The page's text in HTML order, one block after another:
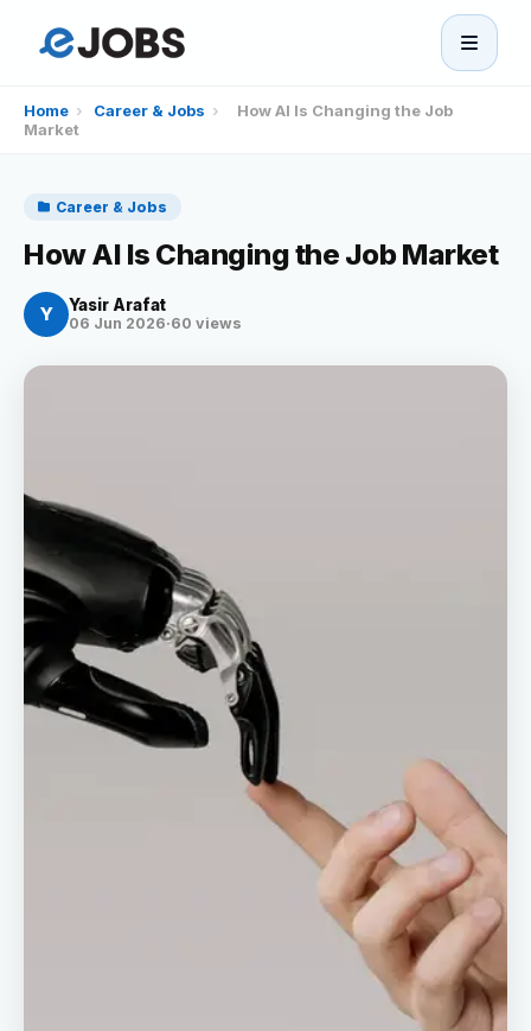
Candidates
Reviews
Our Team
Contact
Join Now
Home › Career & Jobs ›
How AI Is Changing the Job
Market
Career & Jobs
How AI Is Changing the Job Market
Y Yasir Arafat
06 Jun 2026·60 views